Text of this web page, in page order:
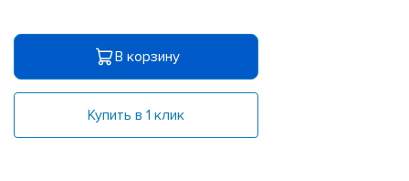
В корзину
Купить в 1 клик